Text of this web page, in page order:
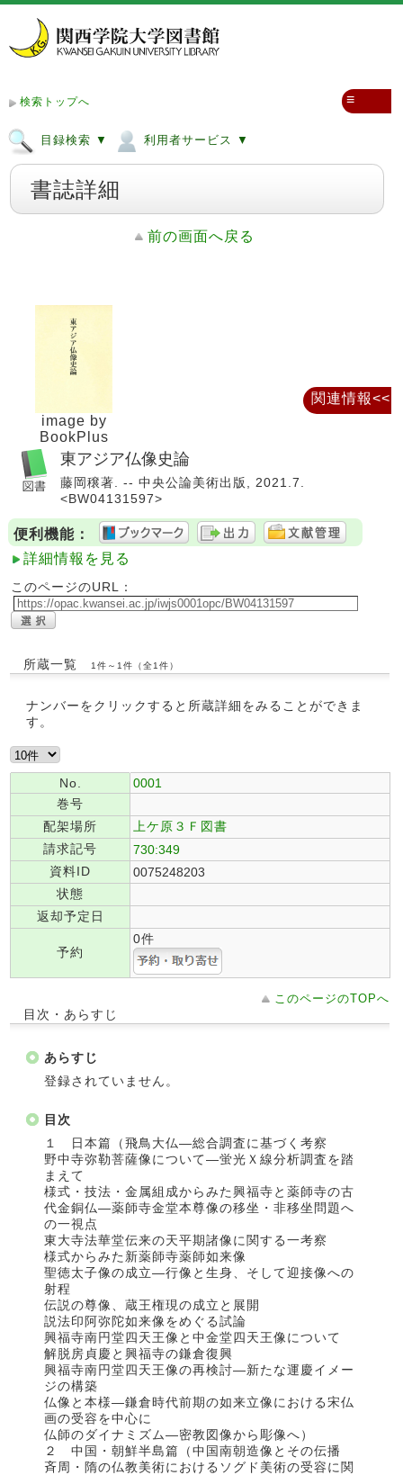
検索トップへ
目録検索 ▼ 利用者サービス ▼
≡
書誌詳細
前の画面へ戻る
image by
BookPlus
東アジア仏像史論
藤岡穣著. -- 中央公論美術出版, 2021.7.
<BW04131597>
便利機能：
詳細情報を見る
このページのURL：
所蔵一覧 1件～1件（全1件）
ナンバーをクリックすると所蔵詳細をみることができま
す。
No.
0001
巻号
配架場所
上ケ原３Ｆ図書
請求記号
730:349
資料ID
0075248203
状態
返却予定日
予約
0件
このページのTOPへ
目次・あらすじ
あらすじ
登録されていません。
目次
１ 日本篇（飛鳥大仏―総合調査に基づく考察
野中寺弥勒菩薩像について―蛍光Ｘ線分析調査を踏
まえて
様式・技法・金属組成からみた興福寺と薬師寺の古
代金銅仏―薬師寺金堂本尊像の移坐・非移坐問題へ
の一視点
東大寺法華堂伝来の天平期諸像に関する一考察
様式からみた新薬師寺薬師如来像
聖徳太子像の成立―行像と生身、そして迎接像への
射程
伝説の尊像、蔵王権現の成立と展開
説法印阿弥陀如来像をめぐる試論
興福寺南円堂四天王像と中金堂四天王像について
解脱房貞慶と興福寺の鎌倉復興
興福寺南円堂四天王像の再検討―新たな運慶イメー
ジの構築
仏像と本様―鎌倉時代前期の如来立像における宋仏
画の受容を中心に
仏師のダイナミズム―密教図像から彫像へ）
２ 中国・朝鮮半島篇（中国南朝造像とその伝播
斉周・隋の仏教美術におけるソグド美術の受容に関
関連情報<<